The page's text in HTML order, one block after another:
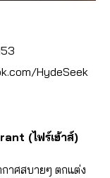
HydeSeek
(ไฟร์เฮ้าส์)
าศสบายๆ ตกแต่ง